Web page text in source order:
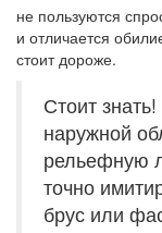
не пользуются
и отличается
стоит дороже.
Стоит
наружной
рельефную
точно
брус или